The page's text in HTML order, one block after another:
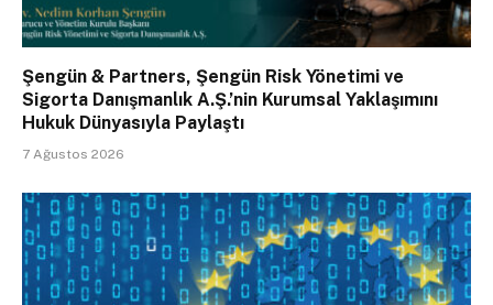
Şengün & Partners, Şengün Risk Yönetimi ve
Sigorta Danışmanlık A.Ş.’nin Kurumsal Yaklaşımını
Hukuk Dünyasıyla Paylaştı
7 Ağustos 2026